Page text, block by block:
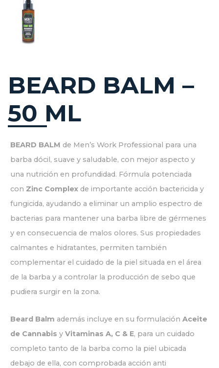
BEARD BALM –
50 ML
BEARD BALM de Men’s Work Professional para una
barba dócil, suave y saludable, con mejor aspecto y
una nutrición en profundidad. Fórmula potenciada
con Zinc Complexde importante acción bactericida y
fungicida, ayudando a eliminar un amplio espectro de
bacterias para mantener una barba libre de gérmenes
y en consecuencia de malos olores. Sus propiedades
calmantes e hidratantes, permiten también
complementar el cuidado de la piel situada en el área
de la barba y a controlar la producción de sebo que
pudiera surgir en la zona.
Beard Balm además incluye en su formulación Aceite
de Cannabis y Vitaminas A, C & E, para un cuidado
completo tanto de la barba como la piel ubicada
debajo de ella, con comprobada acción anti